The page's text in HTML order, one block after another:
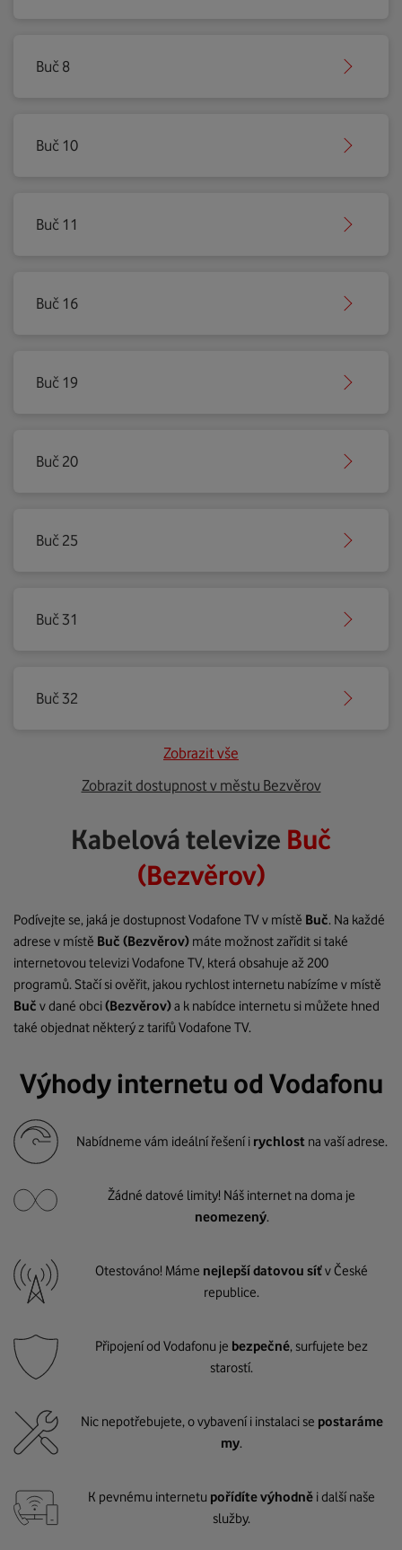
Buč 8
Buč 10
Buč 11
Buč 16
Buč 19
Buč 20
Buč 25
Buč 31
Buč 32
Zobrazit vše
Zobrazit dostupnost v městu Bezvěrov
Kabelová televize Buč
(Bezvěrov)
Podívejte se, jaká je dostupnost Vodafone TV v místě Buč. Na každé
adrese v místě Buč (Bezvěrov) máte možnost zařídit si také
internetovou televizi Vodafone TV, která obsahuje až 200
programů. Stačí si ověřit, jakou rychlost internetu nabízíme v místě
Buč v dané obci(Bezvěrov)a k nabídce internetu si můžete hned
také objednat některý z tarifů Vodafone TV.
Výhody internetu od Vodafonu
Nabídneme vám ideální řešení i rychlost na vaší adrese.
Žádné datové limity! Náš internet na doma je
neomezený.
Otestováno! Máme nejlepší datovou síťv České
republice.
Připojení od Vodafonu je bezpečné, surfujete bez
starostí.
Nic nepotřebujete, o vybavení i instalaci se postaráme
my.
K pevnému internetu pořídíte výhodně i další naše
služby.